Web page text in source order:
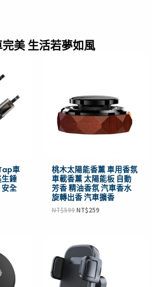
美 生活若夢如風
車
錘
全
。
桃木太陽能香薰 車用香氛
車載香薰 太陽能板 自動
芳香 精油香氛 汽車香水
旋轉出香 汽車擴香
NT$599 NT$259
。
價
格：
NT$215。
前
價
格：
NT$179。